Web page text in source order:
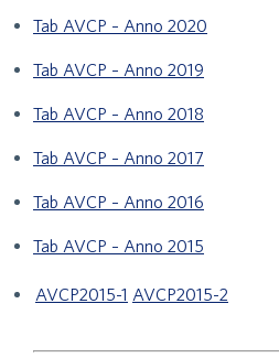
Tab AVCP – Anno 2020
Tab AVCP – Anno 2019
Tab AVCP – Anno 2018
Tab AVCP – Anno 2017
Tab AVCP – Anno 2016
Tab AVCP – Anno 2015
AVCP2015-1 AVCP2015-2